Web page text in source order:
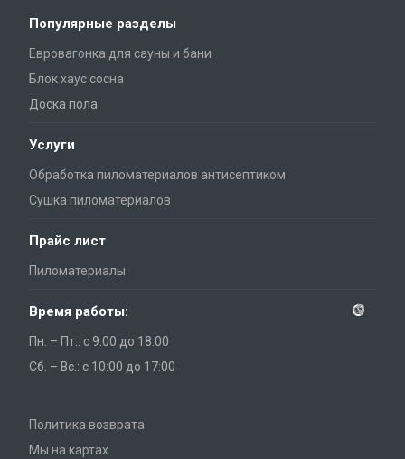
Популярные разделы
Евровагонка для сауны и бани
Блок хаус сосна
Доска пола
Услуги
Обработка пиломатериалов антисептиком
Сушка пиломатериалов
Прайс лист
Пиломатериалы
Время работы:
Пн. – Пт.: с 9:00 до 18:00
Сб. – Вс.: с 10:00 до 17:00
Политика возврата
Мы на картах